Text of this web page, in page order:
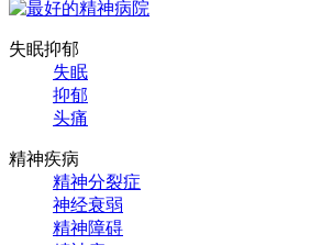
失眠抑郁
失眠
抑郁
头痛
精神疾病
精神分裂症
神经衰弱
精神障碍